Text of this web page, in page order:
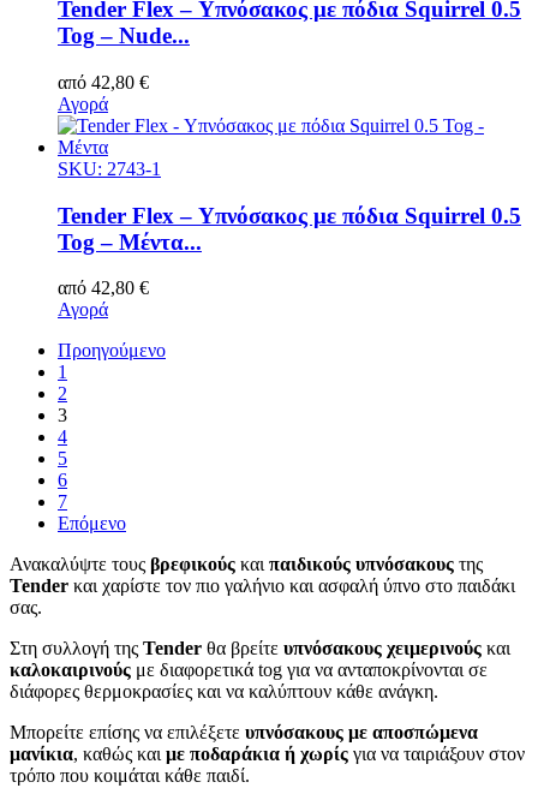
Tender Flex – Υπνόσακος με πόδια Squirrel 0.5
Tog – Nude...
από 42,80 €
Αγορά
SKU: 2743-1
Tender Flex – Υπνόσακος με πόδια Squirrel 0.5
Tog – Μέντα...
από 42,80 €
Αγορά
Προηγούμενο
1
2
3
4
5
6
7
Επόμενο
Ανακαλύψτε τους βρεφικούς καιπαιδικούς υπνόσακους της
Tender και χαρίστε τον πιο γαλήνιο και ασφαλή ύπνο στο παιδάκι
σας.
Στη συλλογή της Tender θα βρείτε υπνόσακους χειμερινούς και
καλοκαιρινούς με διαφορετικά tog για να ανταποκρίνονται σε
διάφορες θερμοκρασίες και να καλύπτουν κάθε ανάγκη.
Μπορείτε επίσης να επιλέξετε υπνόσακους με αποσπώμενα
μανίκια, καθώς καιμε ποδαράκια ή χωρίς για να ταιριάξουν στον
τρόπο που κοιμάται κάθε παιδί.